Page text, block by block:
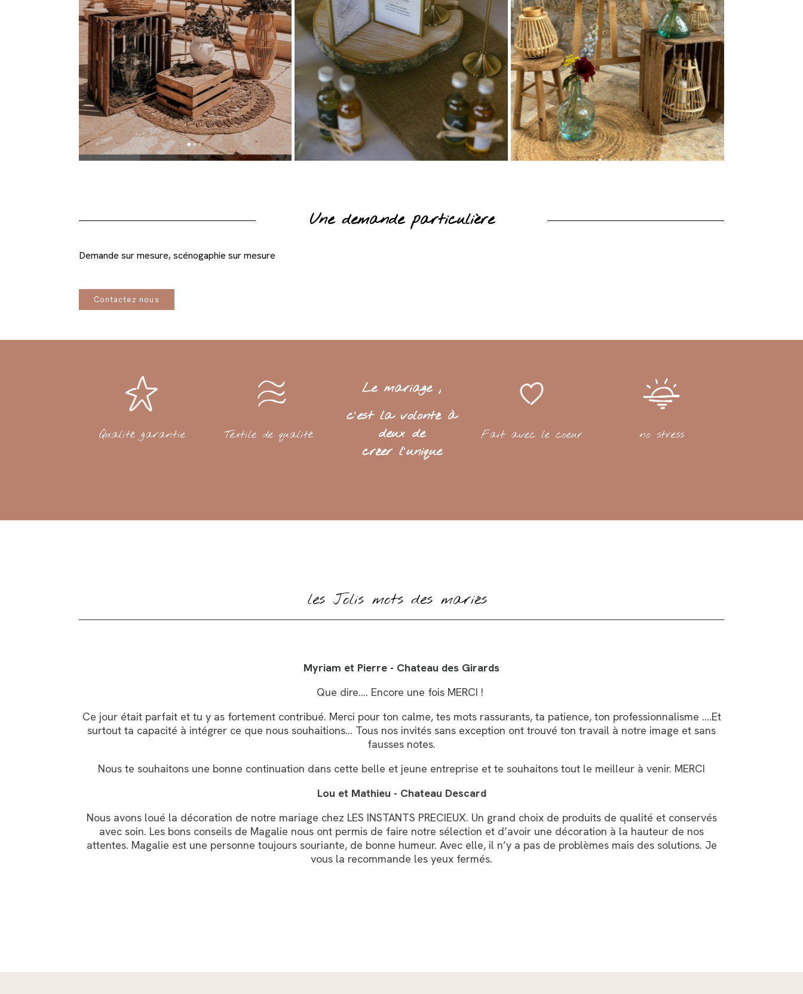
Une demande particulière
Demande sur mesure, scénogaphie sur mesure
Contactez nous
Qualité garantie Textile de qualité
Le mariage ,
c'est la volonté à
deux de
créer l'unique
Fait avec le coeur no stress
les Jolis mots des mariés
Myriam et Pierre - Chateau des Girards
Que dire…. Encore une fois MERCI !
Ce jour était parfait et tu y as fortement contribué. Merci pour ton calme, tes mots rassurants, ta patience, ton professionnalisme ….Et
surtout ta capacité à intégrer ce que nous souhaitions… Tous nos invités sans exception ont trouvé ton travail à notre image et sans
fausses notes.
Nous te souhaitons une bonne continuation dans cette belle et jeune entreprise et te souhaitons tout le meilleur à venir. MERCI
Lou et Mathieu - Chateau Descard
Nous avons loué la décoration de notre mariage chez LES INSTANTS PRECIEUX. Un grand choix de produits de qualité et conservés
avec soin. Les bons conseils de Magalie nous ont permis de faire notre sélection et d’avoir une décoration à la hauteur de nos
attentes. Magalie est une personne toujours souriante, de bonne humeur. Avec elle, il n’y a pas de problèmes mais des solutions. Je
vous la recommande les yeux fermés.